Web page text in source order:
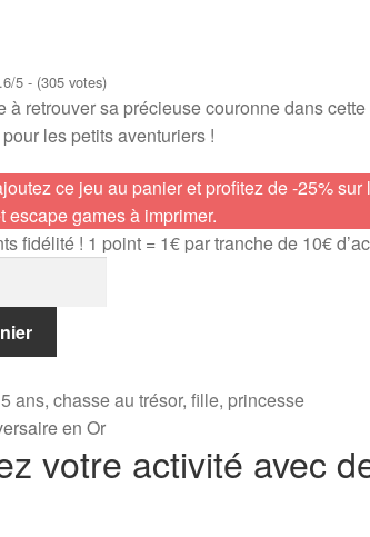
5 - (305 votes)
à retrouver sa précieuse couronne dans
les petits aventuriers !
ce jeu au panier et profitez de -25%
escape games à imprimer.
fidélité ! 1 point = 1€ par tranche de 10€
5 ans,chasse au trésor,fille, princesse
en Or
votre activité avec